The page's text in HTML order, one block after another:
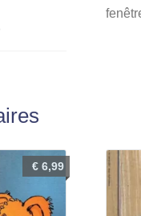
€6,99